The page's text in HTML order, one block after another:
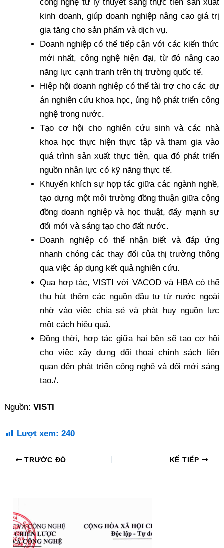
kinh doanh, giúp doanh nghiệp nâng cao giá trị
gia tăng cho sản phẩm và dịch vụ.
Doanh nghiệp có thể tiếp cận với các kiến thức
mới nhất, công nghệ hiện đại, từ đó nâng cao
năng lực cạnh tranh trên thị trường quốc tế.
Hiệp hội doanh nghiệp có thể tài trợ cho các dự
án nghiên cứu khoa học, ủng hộ phát triển công
nghệ trong nước.
Tạo cơ hội cho nghiên cứu sinh và các nhà
khoa học thực hiện thực tập và tham gia vào
quá trình sản xuất thực tiễn, qua đó phát triển
nguồn nhân lực có kỹ năng thực tế.
Khuyến khích sự hợp tác giữa các ngành nghề,
tạo dựng một môi trường đồng thuận giữa cộng
đồng doanh nghiệp và học thuật, đẩy mạnh sự
đổi mới và sáng tạo cho đất nước.
Doanh nghiệp có thể nhận biết và đáp ứng
nhanh chóng các thay đổi của thị trường thông
qua việc áp dụng kết quả nghiên cứu.
Qua hợp tác, VISTI với VACOD và HBA có thể
thu hút thêm các nguồn đầu tư từ nước ngoài
nhờ vào việc chia sẻ và phát huy nguồn lực
một cách hiệu quả.
Đồng thời, hợp tác giữa hai bên sẽ tạo cơ hội
cho việc xây dựng đối thoại chính sách liên
quan đến phát triển công nghệ và đổi mới sáng
tạo./.
Nguồn:VISTI
Lượt xem: 240
TRƯỚC ĐÓ KẾ TIẾP